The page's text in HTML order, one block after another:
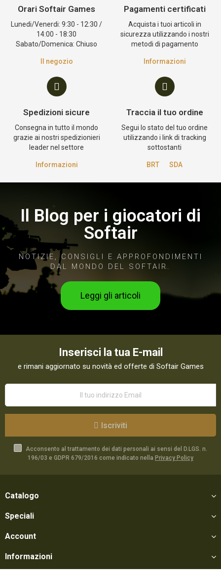
Orari Softair Games
Lunedi/Venerdi: 9:30 - 12:30 /
14:00 - 18:30
Sabato/Domenica: Chiuso
Il negozio
Pagamenti certificati
Acquista i tuoi articoli in
sicurezza utilizzando i nostri
metodi di pagamento
Informazioni
Spedizioni sicure
Consegna in tutto il mondo
grazie ai nostri spedizionieri
leader nel settore
Informazioni
Traccia il tuo ordine
Segui lo stato del tuo ordine
utilizzando i link di tracking
sottostanti
BRT SDA
Il Blog per i giocatori di
Softair
NOTIZIE, CONSIGLI E APPROFONDIMENTI
DAL MONDO DEL SOFTAIR.
Leggi gli articoli
Inserisci la tua E-mail
e rimani aggiornato su novità ed offerte di Softair Games
Iscriviti
Acconsento al trattamento dei dati personali ai sensi del D.LGS. n.
196/03 e GDPR 679/2016 come indicato nella Privacy Policy
Catalogo
Speciali
Account
Informazioni